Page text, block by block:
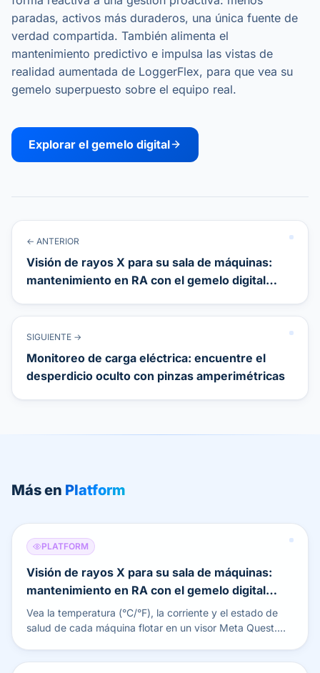
paradas, activos más duraderos, una única fuente de
verdad compartida. También alimenta el
mantenimiento predictivo e impulsa las vistas de
realidad aumentada de LoggerFlex, para que vea su
gemelo superpuesto sobre el equipo real.
Explorar el gemelo digital
← ANTERIOR
Visión de rayos X para su sala de máquinas:
mantenimiento en RA con el gemelo digital
SIGUIENTE →
Monitoreo de carga eléctrica: encuentre el
desperdicio oculto con pinzas amperimétricas
Más en Platform
PLATFORM
Visión de rayos X para su sala de máquinas:
mantenimiento en RA con el gemelo digital
LoggerFlex
Vea la temperatura (°C/°F), la corriente y el estado de
salud de cada máquina flotar en un visor Meta Quest.